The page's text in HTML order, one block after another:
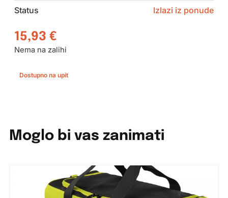
Status
Izlazi iz ponude
15,93 €
Nema na zalihi
Dostupno na upit
Moglo bi vas zanimati